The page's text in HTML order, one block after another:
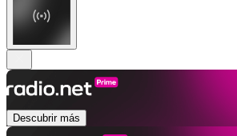
Descubrir más